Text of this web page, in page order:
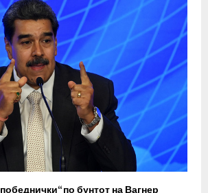
по бунтот на Вагнер